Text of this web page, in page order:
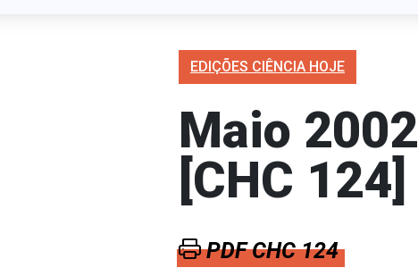
EDIÇÕES CIÊNCIA HOJE
Maio 2002
[CHC 124]
PDF CHC 124